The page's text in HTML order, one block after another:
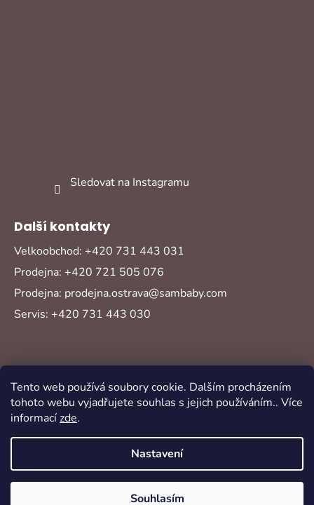
Tento web používá soubory cookie. Dalším procházením
tohoto webu vyjadřujete souhlas s jejich používáním.. Více
informacízde.
Nastavení
Souhlasím
Sledovat na Instagramu
Další kontakty
Velkoobchod: +420 731 443 031
Prodejna: +420 721 505 076
Prodejna: prodejna.ostrava@sambaby.com
Servis: +420 731 443 030
Vytvořil Shoptet
Copyright 2026Sambaby